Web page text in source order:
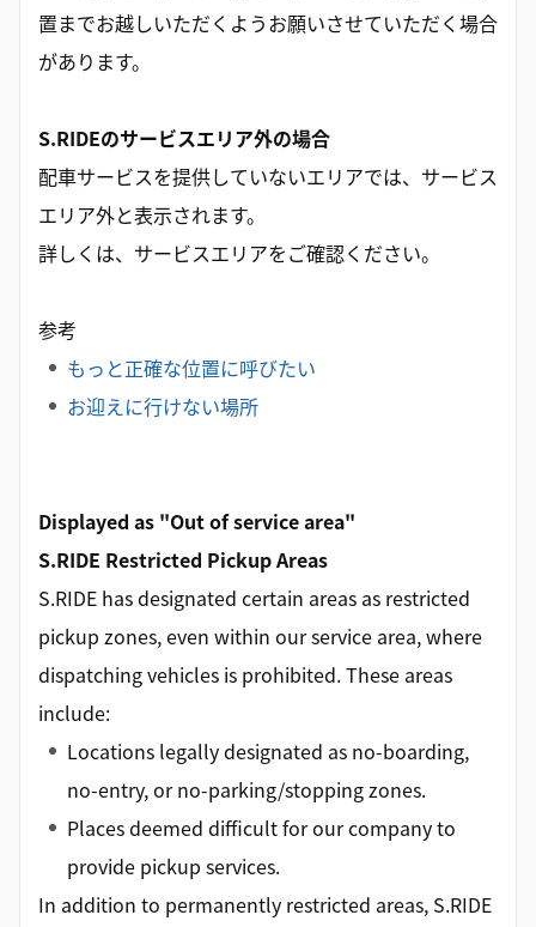
置までお越しいただくようお願いさせていただく場合
があります。
S.RIDEのサービスエリア外の場合
配車サービスを提供していないエリアでは、サービス
エリア外と表示されます。
詳しくは、サービスエリアをご確認ください。
参考
もっと正確な位置に呼びたい
お迎えに行けない場所
Displayed as "Out of service area"
S.RIDE Restricted Pickup Areas
S.RIDE has designated certain areas as restricted
pickup zones, even within our service area, where
dispatching vehicles is prohibited. These areas
include:
Locations legally designated as no-boarding,
no-entry, or no-parking/stopping zones.
Places deemed difficult for our company to
provide pickup services.
In addition to permanently restricted areas, S.RIDE